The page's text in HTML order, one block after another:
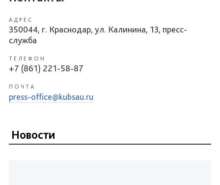
АДРЕС
350044, г. Краснодар, ул. Калинина, 13, пресс-
служба
ТЕЛЕФОН
+7 (861) 221-58-87
ПОЧТА
press-office@kubsau.ru
Новости